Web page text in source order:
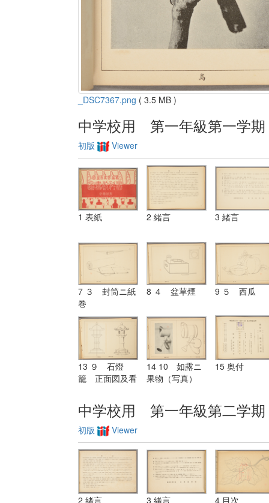
_DSC7367.png ( 3.5 MB )
中学校用 第一年級第一学期
初版 Viewer
1 表紙 2 緒言 3 緒言
7 ３ 封筒ニ紙
巻
8 ４ 盆草煙 9 ５ 西瓜
13 ９ 石燈
籠 正面図及看
14 10 如露ニ
果物（写真）
15 奥付
中学校用 第一年級第二学期
初版 Viewer
2 緒言 3 緒言 4 目次